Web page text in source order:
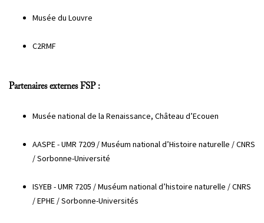
Musée du Louvre
C2RMF
Partenaires externes FSP :
Musée national de la Renaissance, Château d’Ecouen
AASPE - UMR 7209 / Muséum national d’Histoire naturelle / CNRS
/ Sorbonne-Université
ISYEB - UMR 7205 / Muséum national d’histoire naturelle / CNRS
/ EPHE / Sorbonne-Universités